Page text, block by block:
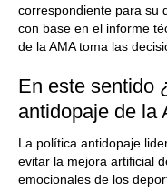
correspondiente para su
con base en el informe
de la AMA toma las
En este sentido
antidopaje de la
La política antidopaje
evitar la mejora artificial
emocionales de los